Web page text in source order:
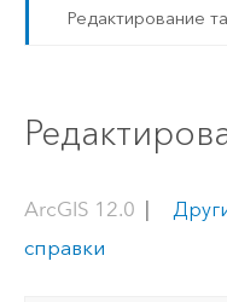
Редактирование
ArcGIS 12.0
справки